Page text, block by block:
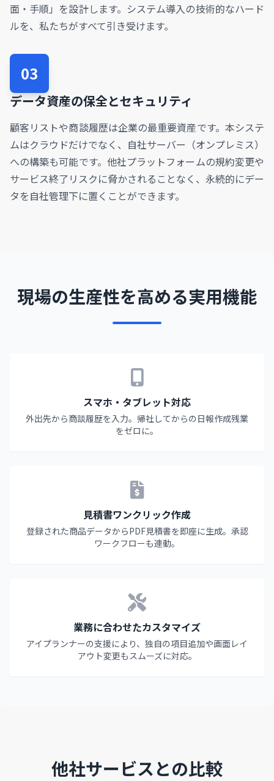
面・手順」を設計します。システム導入の技術的なハード
ルを、私たちがすべて引き受けます。
03
データ資産の保全とセキュリティ
顧客リストや商談履歴は企業の最重要資産です。本システ
ムはクラウドだけでなく、自社サーバー（オンプレミス）
への構築も可能です。他社プラットフォームの規約変更や
サービス終了リスクに脅かされることなく、永続的にデー
タを自社管理下に置くことができます。
現場の生産性を高める実用機能
スマホ・タブレット対応
外出先から商談履歴を入力。帰社してからの日報作成残業
をゼロに。
見積書ワンクリック作成
登録された商品データからPDF見積書を即座に生成。承認
ワークフローも連動。
業務に合わせたカスタマイズ
アイプランナーの支援により、独自の項目追加や画面レイ
アウト変更もスムーズに対応。
他社サービスとの比較